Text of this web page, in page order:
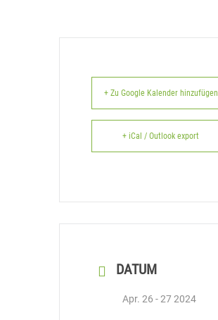
+ Zu Google Kalender hinzufügen
+ iCal / Outlook export
DATUM
Apr. 26 - 27 2024